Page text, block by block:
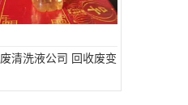
清洗液公司 回收废变